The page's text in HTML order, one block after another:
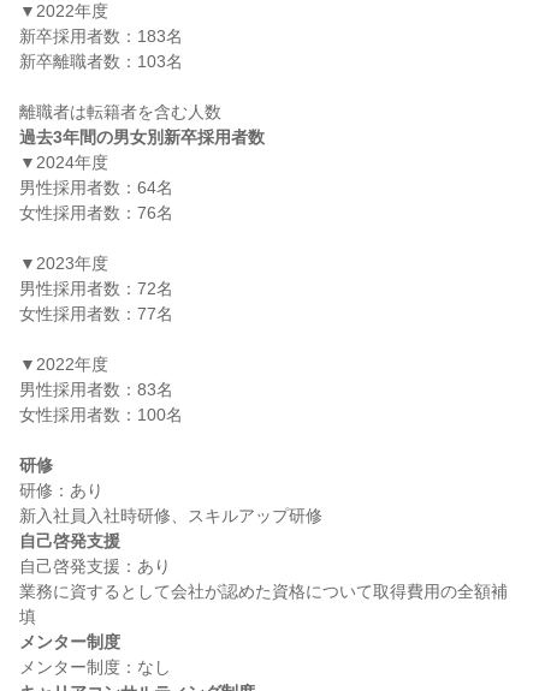
▼2022年度
新卒採用者数：183名
新卒離職者数：103名
過去3年間の男女別新卒採用者数
▼2024年度
男性採用者数：64名
女性採用者数：76名
▼2023年度
男性採用者数：72名
女性採用者数：77名
▼2022年度
男性採用者数：83名
女性採用者数：100名
研修
研修：あり
自己啓発支援
自己啓発支援：あり
業務に資するとして会社が認めた資格について取得費用の全額補
メンター制度